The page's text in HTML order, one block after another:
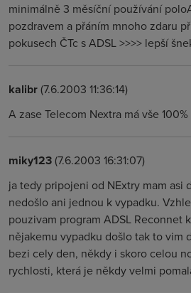
minimálně 3 měsíční používání
pozdravem a přáním mnoho zdaru
pokusech ČTc s ADSL >>>> lepší
kalibr(7.6.2003 11:36:14)
A zase Telecom Nextra má vše 100%
miky123(7.6.2003 16:31:07)
ja tedy pripojeni od NExtry mam asi
nedošlo ani jednou k vypadku.
pouzivam program ADSL Reconnet
nějakemu vypadku došlo tak to vim
bezi cely den, někdy i skoro celou
rychlosti, která je někdy velmi